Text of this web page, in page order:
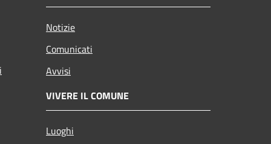
Notizie
Comunicati
Avvisi
VIVERE IL COMUNE
Luoghi